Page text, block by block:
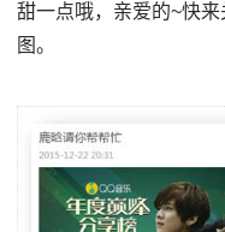
甜一点哦，亲爱的~快
图。